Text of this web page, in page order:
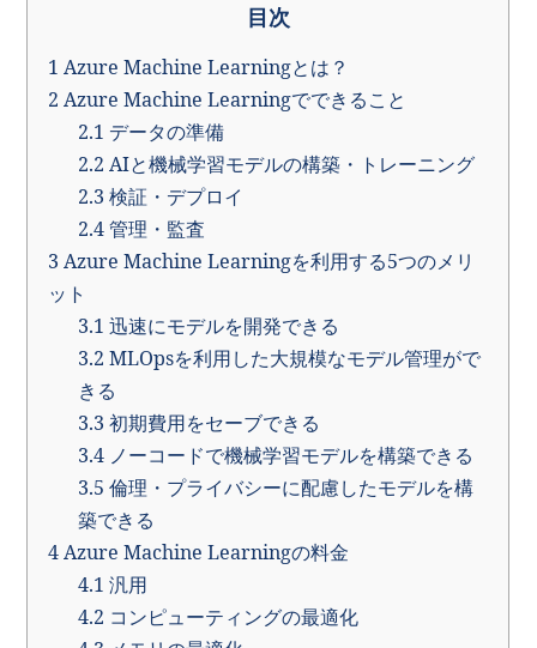
目次
1 Azure Machine Learningとは？
2 Azure Machine Learningでできること
2.1 データの準備
2.2 AIと機械学習モデルの構築・トレーニング
2.3 検証・デプロイ
2.4管理・監査
3 Azure Machine Learningを利用する5つのメリ
ット
3.1 迅速にモデルを開発できる
3.2 MLOpsを利用した大規模なモデル管理がで
きる
3.3 初期費用をセーブできる
3.4ノーコードで機械学習モデルを構築できる
3.5 倫理・プライバシーに配慮したモデルを構
築できる
4Azure Machine Learningの料金
4.1 汎用
4.2 コンピューティングの最適化